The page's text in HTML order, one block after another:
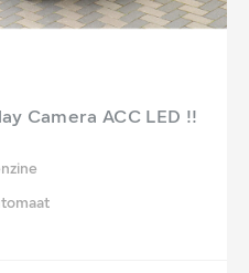
Camera ACC LED !!